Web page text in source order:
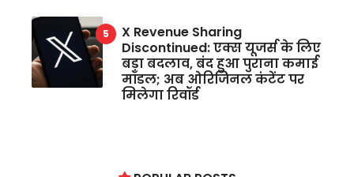
X Revenue Sharing
Discontinued: एक्स यूजर्स के लिए
बड़ा बदलाव, बंद हुआ पुराना कमाई
मॉडल; अब ओरिजिनल कंटेंट पर
मिलेगा रिवॉर्ड